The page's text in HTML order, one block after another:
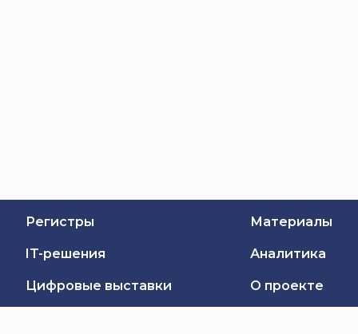
Регистры
IT-решения
Цифровые выставки
Материалы
Аналитика
О проекте